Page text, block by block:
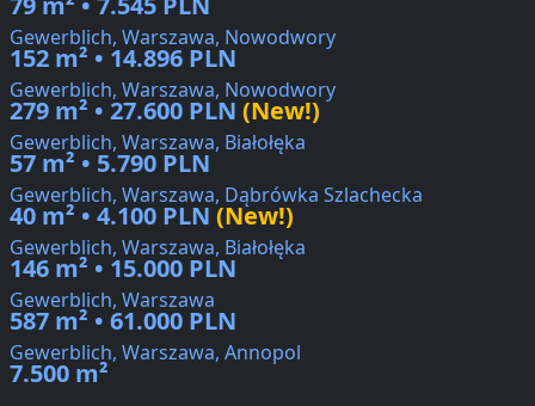
Gewerblich, Warszawa, Nowodwory
152 m² • 14.896 PLN
Gewerblich, Warszawa, Nowodwory
279 m² • 27.600 PLN (New!)
Gewerblich, Warszawa, Białołęka
57 m² • 5.790 PLN
Gewerblich, Warszawa, Dąbrówka Szlachecka
40 m² • 4.100 PLN (New!)
Gewerblich, Warszawa, Białołęka
146 m² • 15.000 PLN
Gewerblich, Warszawa
587 m² • 61.000 PLN
Gewerblich, Warszawa, Annopol
7.500 m²